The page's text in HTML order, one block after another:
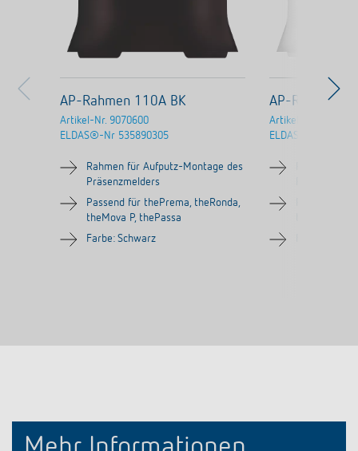
AP-Rahmen 110A BK
Artikel-Nr. 9070600
ELDAS®-Nr 535890305
Rahmen für Aufputz-Montage des
Präsenzmelders
Passend für thePrema, theRonda,
theMova P, thePassa
Farbe: Schwarz
AP-Rahmen
Artikel-Nr.
ELDAS®-Nr